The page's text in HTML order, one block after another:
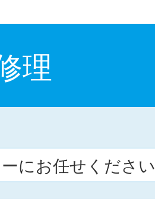
理
にお任せください